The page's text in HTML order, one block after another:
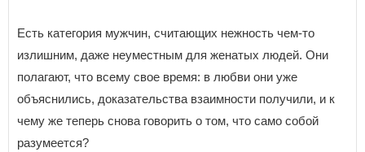
Есть категория мужчин, считающих нежность чем-то
излишним, даже неуместным для женатых людей. Они
полагают, что всему свое время: в любви они уже
объяснились, доказательства взаимности получили, и к
чему же теперь снова говорить о том, что само собой
разумеется?